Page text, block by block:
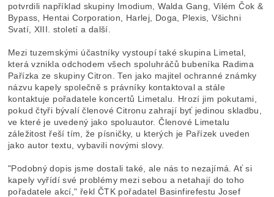
potvrdili například skupiny Imodium, Walda Gang, Vilém Čok &
Bypass, Hentai Corporation, Harlej, Doga, Plexis, Všichni
Svatí, XIII. století a další.
Mezi tuzemskými účastníky vystoupí také skupina Limetal,
která vznikla odchodem všech spoluhráčů bubeníka Radima
Pařízka ze skupiny Citron. Ten jako majitel ochranné známky
názvu kapely společně s právníky kontaktoval a stále
kontaktuje pořadatele koncertů Limetalu. Hrozí jim pokutami,
pokud čtyři bývalí členové Citronu zahrají byť jedinou skladbu,
ve které je uvedený jako spoluautor. Členové Limetalu
záležitost řeší tím, že písničky, u kterých je Pařízek uveden
jako autor textu, vybavili novými slovy.
"Podobný dopis jsme dostali také, ale nás to nezajímá. Ať si
kapely vyřídí své problémy mezi sebou a netahají do toho
pořadatele akcí," řekl ČTK pořadatel Basinfirefestu Josef